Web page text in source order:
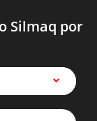
Silmaq por